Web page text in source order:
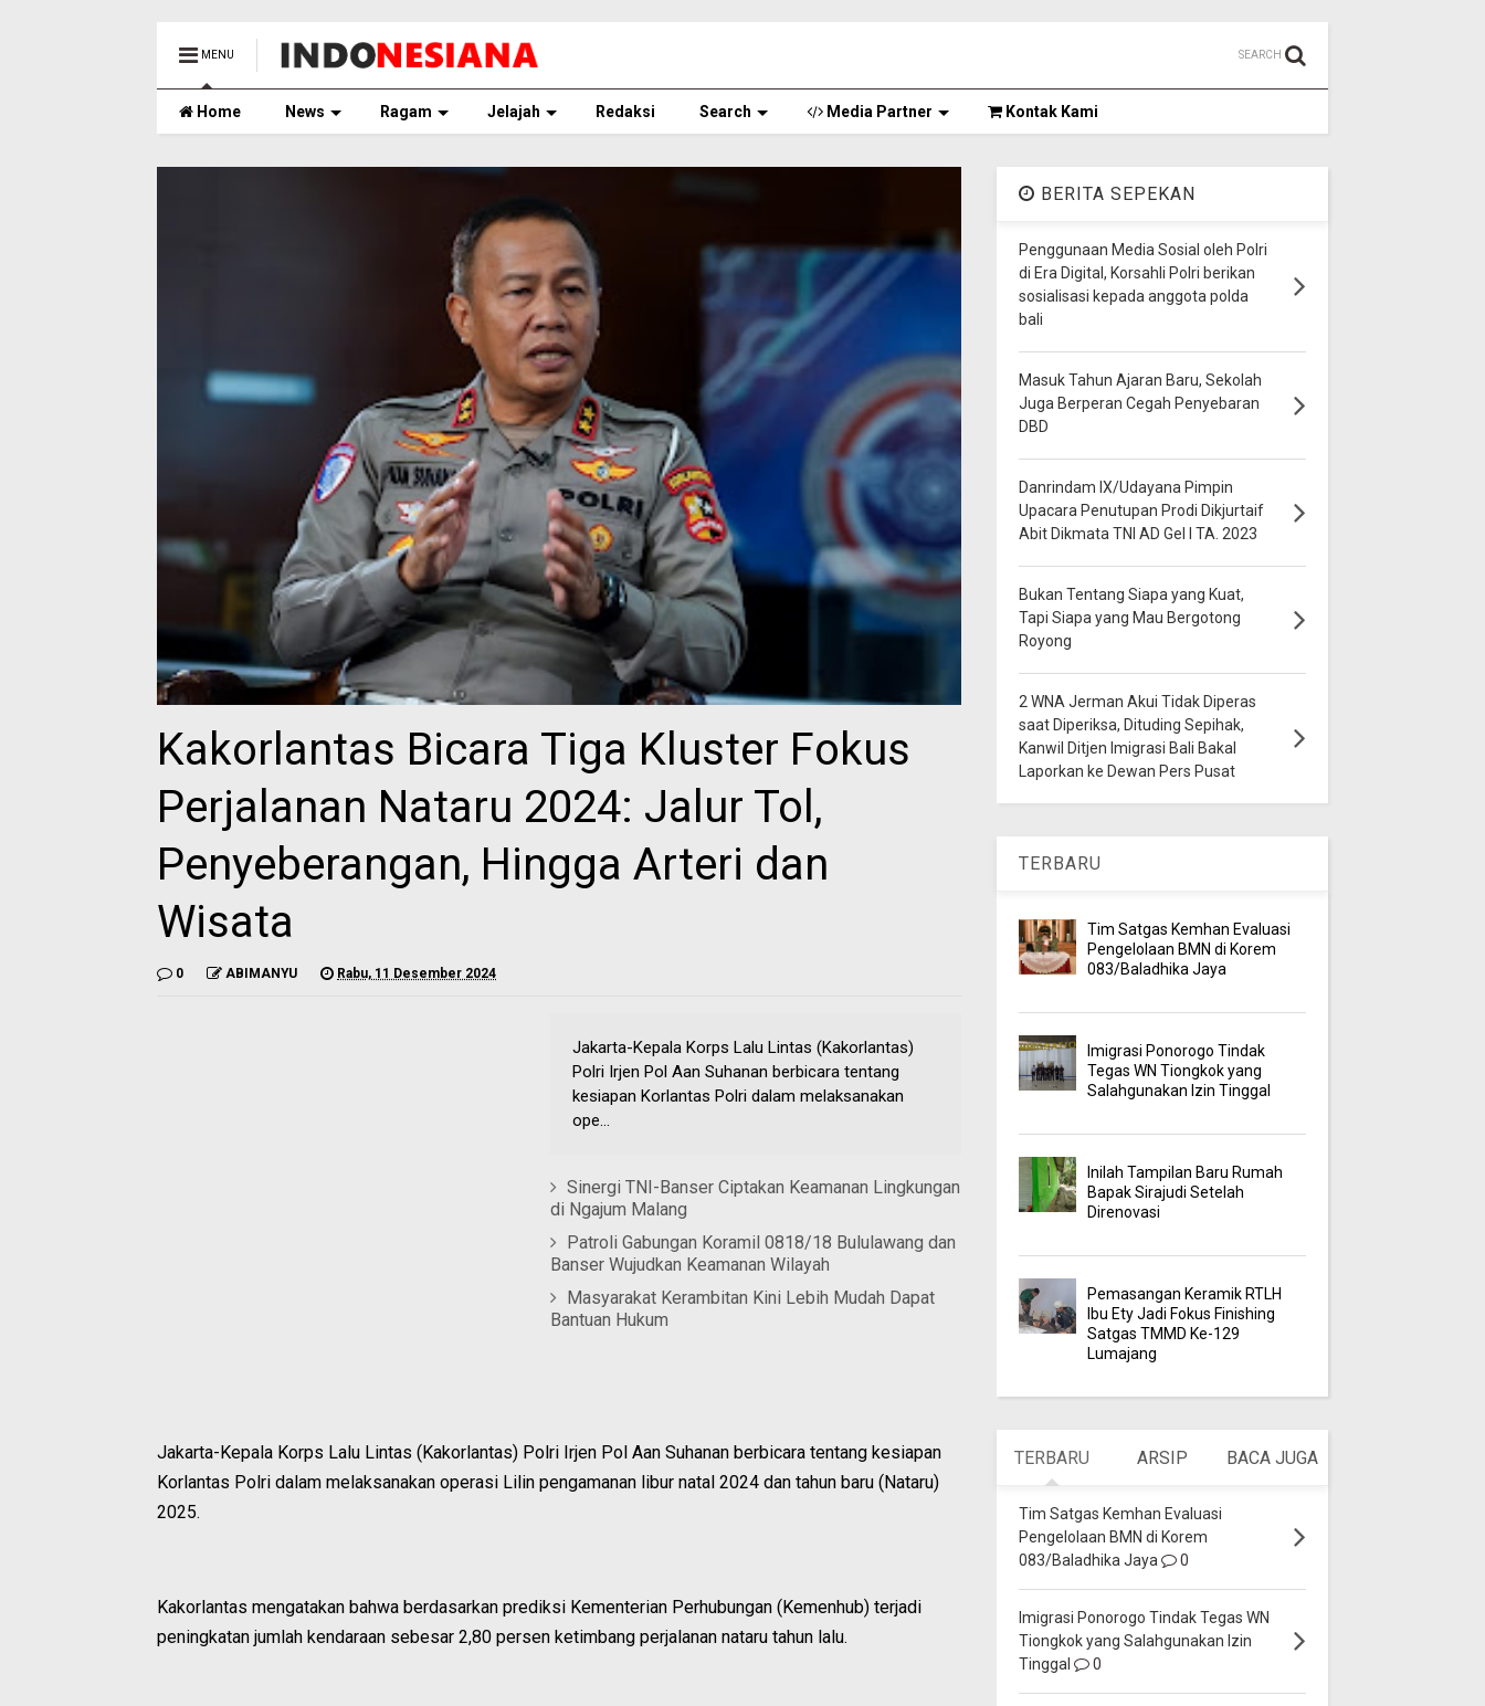
MENU SEARCH
Home News Ragam Jelajah Redaksi Search Media Partner Kontak Kami
Kakorlantas Bicara Tiga Kluster Fokus
Perjalanan Nataru 2024: Jalur Tol,
Penyeberangan, Hingga Arteri dan
Wisata
0 ABIMANYU Rabu, 11 Desember 2024
Jakarta-Kepala Korps Lalu Lintas (Kakorlantas)
Polri Irjen Pol Aan Suhanan berbicara tentang
kesiapan Korlantas Polri dalam melaksanakan
ope...
Sinergi TNI-Banser Ciptakan Keamanan Lingkungan
di Ngajum Malang
Patroli Gabungan Koramil 0818/18 Bululawang dan
Banser Wujudkan Keamanan Wilayah
Masyarakat Kerambitan Kini Lebih Mudah Dapat
Bantuan Hukum
Jakarta-Kepala Korps Lalu Lintas (Kakorlantas) Polri Irjen Pol Aan Suhanan berbicara tentang kesiapan
Korlantas Polri dalam melaksanakan operasi Lilin pengamanan libur natal 2024 dan tahun baru (Nataru)
2025.
Kakorlantas mengatakan bahwa berdasarkan prediksi Kementerian Perhubungan (Kemenhub) terjadi
peningkatan jumlah kendaraan sebesar 2,80 persen ketimbang perjalanan nataru tahun lalu.
BERITA SEPEKAN
Penggunaan Media Sosial oleh Polri
di Era Digital, Korsahli Polri berikan
sosialisasi kepada anggota polda
bali
Masuk Tahun Ajaran Baru, Sekolah
Juga Berperan Cegah Penyebaran
DBD
Danrindam IX/Udayana Pimpin
Upacara Penutupan Prodi Dikjurtaif
Abit Dikmata TNI AD Gel I TA. 2023
Bukan Tentang Siapa yang Kuat,
Tapi Siapa yang Mau Bergotong
Royong
2 WNA Jerman Akui Tidak Diperas
saat Diperiksa, Dituding Sepihak,
Kanwil Ditjen Imigrasi Bali Bakal
Laporkan ke Dewan Pers Pusat
TERBARU
Tim Satgas Kemhan Evaluasi
Pengelolaan BMN di Korem
083/Baladhika Jaya
Imigrasi Ponorogo Tindak
Tegas WN Tiongkok yang
Salahgunakan Izin Tinggal
Inilah Tampilan Baru Rumah
Bapak Sirajudi Setelah
Direnovasi
Pemasangan Keramik RTLH
Ibu Ety Jadi Fokus Finishing
Satgas TMMD Ke-129
Lumajang
TERBARU ARSIP BACA JUGA
Tim Satgas Kemhan Evaluasi
Pengelolaan BMN di Korem
083/Baladhika Jaya
0
Imigrasi Ponorogo Tindak Tegas WN
Tiongkok yang Salahgunakan Izin
Tinggal
0